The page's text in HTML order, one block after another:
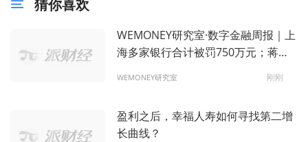
猜你喜欢
WEMONEY研究室·数字金融周报｜上
海多家银行合计被罚750万元；蒋宁
WEMONEY研究室 刚刚
盈利之后，幸福人寿如何寻找第二增
长曲线？